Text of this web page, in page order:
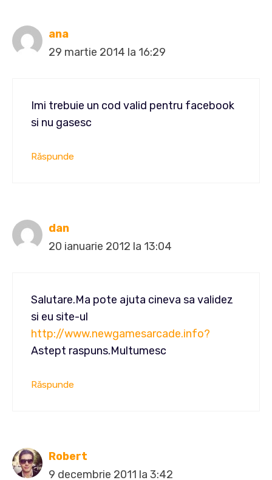
ana
29 martie 2014 la 16:29
Imi trebuie un cod valid pentru facebook
si nu gasesc
Răspunde
dan
20 ianuarie 2012 la 13:04
Salutare.Ma pote ajuta cineva sa validez
si eu site-ul
http://www.newgamesarcade.info?
Astept raspuns.Multumesc
Răspunde
Robert
9 decembrie 2011 la 3:42